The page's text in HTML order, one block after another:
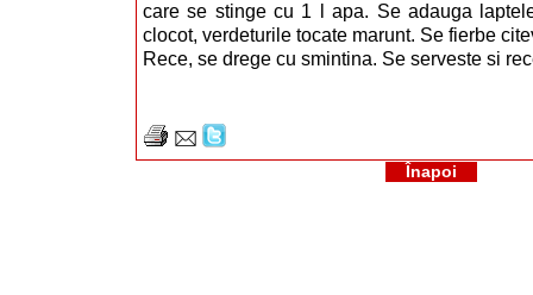
care se stinge cu 1 l apa. Se adauga
clocot, verdeturile tocate marunt. Se fierbe
Rece, se drege cu smintina. Se serveste si
Înapoi